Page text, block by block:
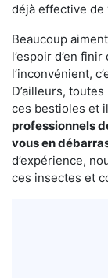
déjà effective
Beaucoup
l’espoir d’en
l’inconvénient,
D’ailleurs,
ces bestioles et
professionnels
vous en
d’expérience,
ces insectes et